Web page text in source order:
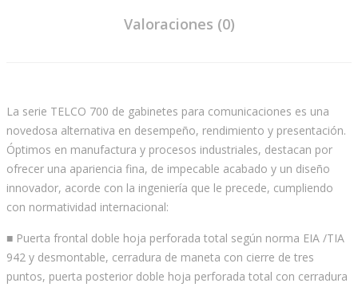
Valoraciones (0)
La serie TELCO 700 de gabinetes para comunicaciones es una
novedosa alternativa en desempeño, rendimiento y presentación.
Óptimos en manufactura y procesos industriales, destacan por
ofrecer una apariencia fina, de impecable acabado y un diseño
innovador, acorde con la ingeniería que le precede, cumpliendo
con normatividad internacional:
■ Puerta frontal doble hoja perforada total según norma EIA /TIA
942 y desmontable, cerradura de maneta con cierre de tres
puntos, puerta posterior doble hoja perforada total con cerradura